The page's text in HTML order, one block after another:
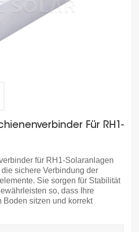
Für RH1-
für RH1-Solaranlagen
sichere Verbindung der
Sie sorgen für Stabilität
so, dass Ihre
Boden sitzen und korrekt